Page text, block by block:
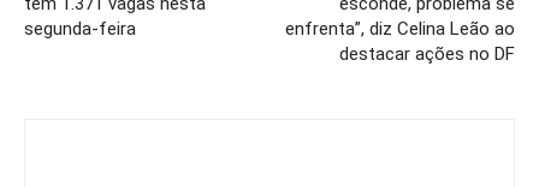
segunda-feira
enfrenta”, diz Celina Leão ao
destacar ações no DF